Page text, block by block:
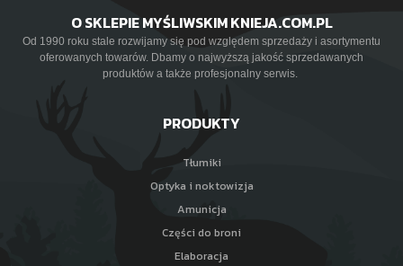
O SKLEPIE MYŚLIWSKIM KNIEJA.COM.PL
Od 1990 roku stale rozwijamy się pod względem sprzedaży i asortymentu
oferowanych towarów. Dbamy o najwyższą jakość sprzedawanych
produktów a także profesjonalny serwis.
PRODUKTY
Tłumiki
Optyka i noktowizja
Amunicja
Części do broni
Elaboracja